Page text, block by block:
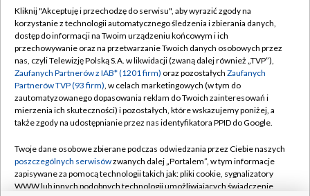
TVP
Abonament TVP
Emisja w TVP
Centrum informacji TVP
Naziemna Telewizja Cyfrowa
Rada Programowa
System NOS
Regulamin TVP
Polityka prywatności
Moje zgody
Pomoc
Kontakt
Kliknij "Akceptuję i przechodzę do serwisu", aby wyrazić zgody na
korzystanie z technologii automatycznego śledzenia i zbierania danych,
dostęp do informacji na Twoim urządzeniu końcowym i ich
przechowywanie oraz na przetwarzanie Twoich danych osobowych przez
nas, czyli Telewizję Polską S.A. w likwidacji (zwaną dalej również „TVP”),
Zaufanych Partnerów z IAB* (1201 firm) oraz pozostałych Zaufanych
Partnerów TVP (93 firm), w celach marketingowych (w tym do
zautomatyzowanego dopasowania reklam do Twoich zainteresowań i
mierzenia ich skuteczności) i pozostałych, które wskazujemy poniżej, a
także zgody na udostępnianie przez nas identyfikatora PPID do Google.
Twoje dane osobowe zbierane podczas odwiedzania przez Ciebie naszych
poszczególnych serwisówzwanych dalej „Portalem”, w tym informacje
zapisywane za pomocą technologii takich jak: pliki cookie, sygnalizatory
WWW lub innych podobnych technologii umożliwiających świadczenie